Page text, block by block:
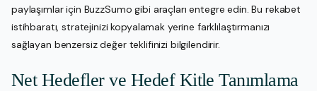
paylaşımlar için BuzzSumo gibi araçları entegre edin. Bu rekabet
istihbaratı, stratejinizi kopyalamak yerine farklılaştırmanızı
sağlayan benzersiz değer teklifinizi bilgilendirir.
Net Hedefler ve Hedef Kitle Tanımlama